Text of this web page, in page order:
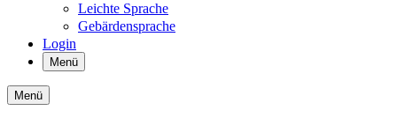
Leichte Sprache
Gebärdensprache
Login
Menü
Menü